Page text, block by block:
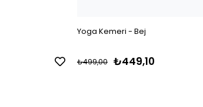
Yoga Kemeri - Bej
₺449,10
₺499,00